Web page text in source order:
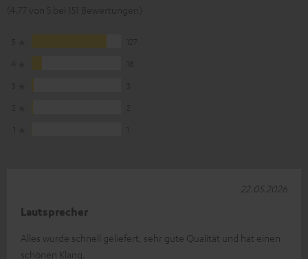
Lautsprecher
Alles wurde schnell geliefert, sehr gute Qualität und hat einen
schönen Klang.
22.05.2026